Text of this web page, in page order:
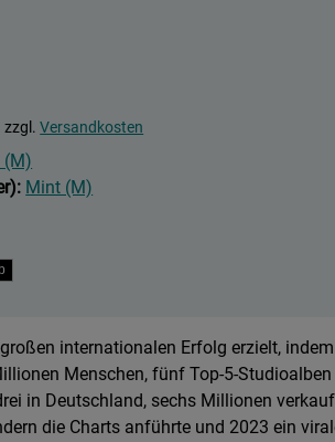
zzgl.Versandkosten
(M)
Mint (M)
internationalen Erfolg erzielt,
Menschen, fünf Top-5-
in Deutschland, sechs Millionen
die Charts anführte und 2023 ein